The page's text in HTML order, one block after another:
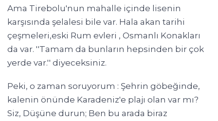
Ama Tirebolu'nun mahalle içinde lisenin
karşısında şelalesi bile var. Hala akan tarihi
çeşmeleri,eski Rum evleri , Osmanlı Konakları
da var. ''Tamam da bunların hepsinden bir çok
yerde var.'' diyeceksiniz.
Peki, o zaman soruyorum : Şehrin göbeğinde,
kalenin önünde Karadeniz'e plajı olan var mı?
Siz, Düşüne durun; Ben bu arada biraz